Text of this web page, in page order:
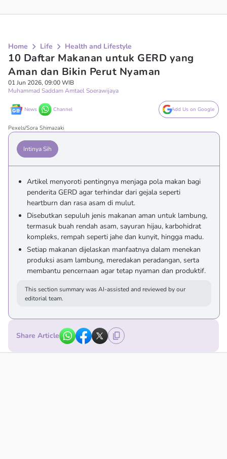
Home Life Health and Lifestyle
10 Daftar Makanan untuk GERD yang
Aman dan Bikin Perut Nyaman
01 Jun 2026, 09:00 WIB
Muhammad Saddam Amtael Soerawijaya
News Channel Add Us on Google
Pexels/Sora Shimazaki
Intinya Sih
Artikel menyoroti pentingnya menjaga pola makan bagi
penderita GERD agar terhindar dari gejala seperti
heartburn dan rasa asam di mulut.
Disebutkan sepuluh jenis makanan aman untuk lambung,
termasuk buah rendah asam, sayuran hijau, karbohidrat
kompleks, rempah seperti jahe dan kunyit, hingga madu.
Setiap makanan dijelaskan manfaatnya dalam menekan
produksi asam lambung, meredakan peradangan, serta
membantu pencernaan agar tetap nyaman dan produktif.
This section summary was AI-assisted and reviewed by our
editorial team.
Share Article